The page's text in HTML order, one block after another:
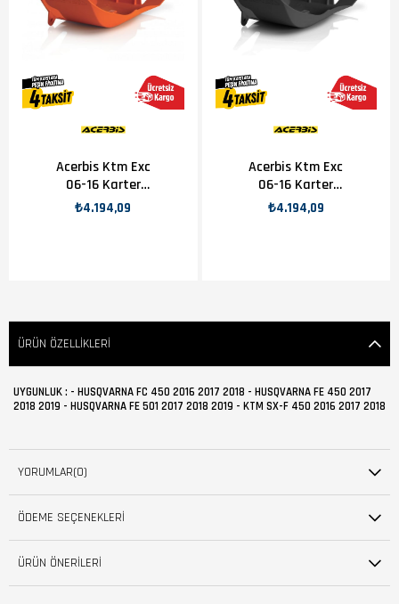
Acerbis Ktm Exc
06-16 Karter
Koruma Turuncu
₺4.194,09
Acerbis Ktm Exc
06-16 Karter
Koruma Siyah
₺4.194,09
ÜRÜN ÖZELLIKLERI
UYGUNLUK : - HUSQVARNA FC 450 2016 2017 2018 - HUSQVARNA FE 450 2017
2018 2019 - HUSQVARNA FE 501 2017 2018 2019 - KTM SX-F 450 2016 2017 2018
YORUMLAR(0)
ÖDEME SEÇENEKLERI
ÜRÜN ÖNERILERI